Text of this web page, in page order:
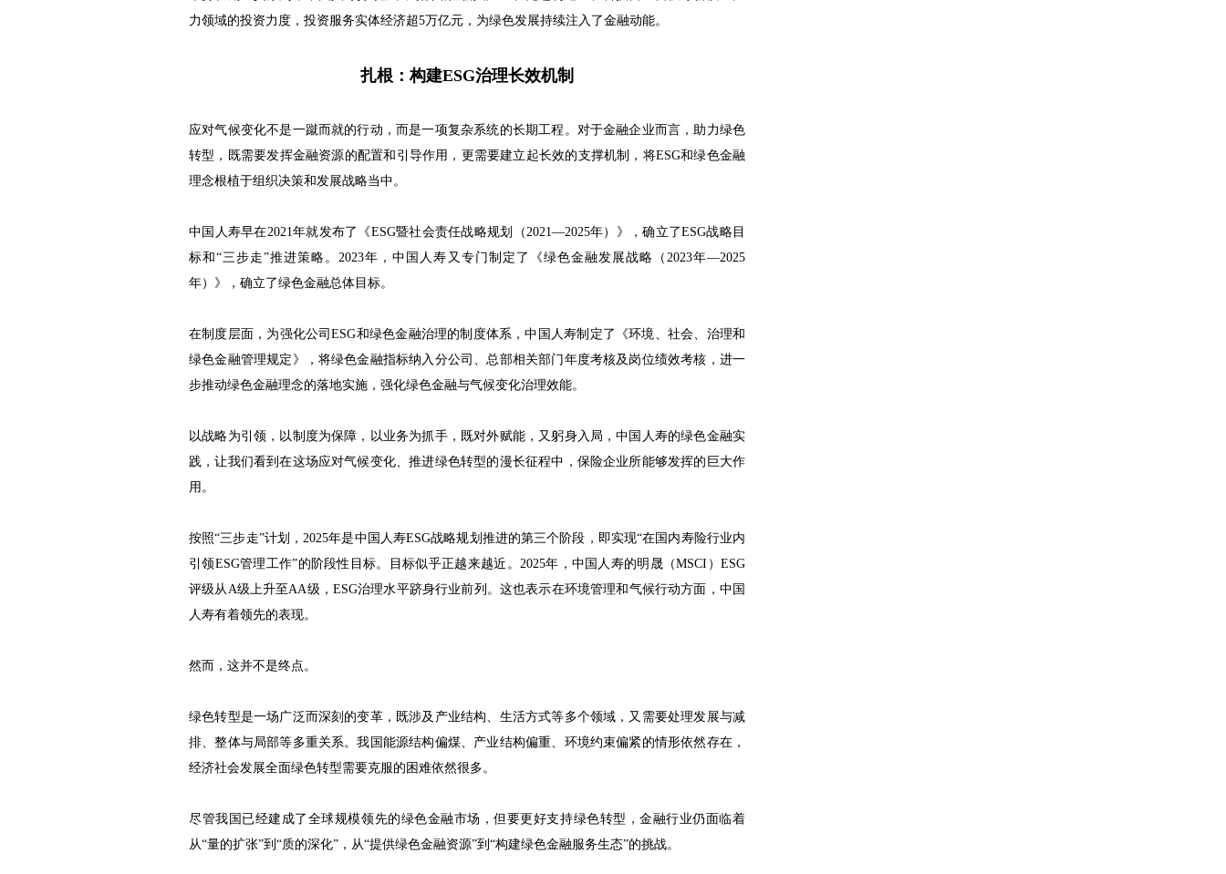
力领域的投资力度，投资服务实体经济超5万亿元，为绿色发展持续注入了金融动能。
扎根：构建ESG治理长效机制
应对气候变化不是一蹴而就的行动，而是一项复杂系统的长期工程。对于金融企业而言，助力绿色
转型，既需要发挥金融资源的配置和引导作用，更需要建立起长效的支撑机制，将ESG和绿色金融
理念根植于组织决策和发展战略当中。
中国人寿早在2021年就发布了《ESG暨社会责任战略规划（2021—2025年）》，确立了ESG战略目
标和“三步走”推进策略。2023年，中国人寿又专门制定了《绿色金融发展战略（2023年—2025
年）》，确立了绿色金融总体目标。
在制度层面，为强化公司ESG和绿色金融治理的制度体系，中国人寿制定了《环境、社会、治理和
绿色金融管理规定》，将绿色金融指标纳入分公司、总部相关部门年度考核及岗位绩效考核，进一
步推动绿色金融理念的落地实施，强化绿色金融与气候变化治理效能。
以战略为引领，以制度为保障，以业务为抓手，既对外赋能，又躬身入局，中国人寿的绿色金融实
践，让我们看到在这场应对气候变化、推进绿色转型的漫长征程中，保险企业所能够发挥的巨大作
用。
按照“三步走”计划，2025年是中国人寿ESG战略规划推进的第三个阶段，即实现“在国内寿险行业内
引领ESG管理工作”的阶段性目标。目标似乎正越来越近。2025年，中国人寿的明晟（MSCI）ESG
评级从A级上升至AA级，ESG治理水平跻身行业前列。这也表示在环境管理和气候行动方面，中国
人寿有着领先的表现。
然而，这并不是终点。
绿色转型是一场广泛而深刻的变革，既涉及产业结构、生活方式等多个领域，又需要处理发展与减
排、整体与局部等多重关系。我国能源结构偏煤、产业结构偏重、环境约束偏紧的情形依然存在，
经济社会发展全面绿色转型需要克服的困难依然很多。
尽管我国已经建成了全球规模领先的绿色金融市场，但要更好支持绿色转型，金融行业仍面临着
从“量的扩张”到“质的深化”，从“提供绿色金融资源”到“构建绿色金融服务生态”的挑战。